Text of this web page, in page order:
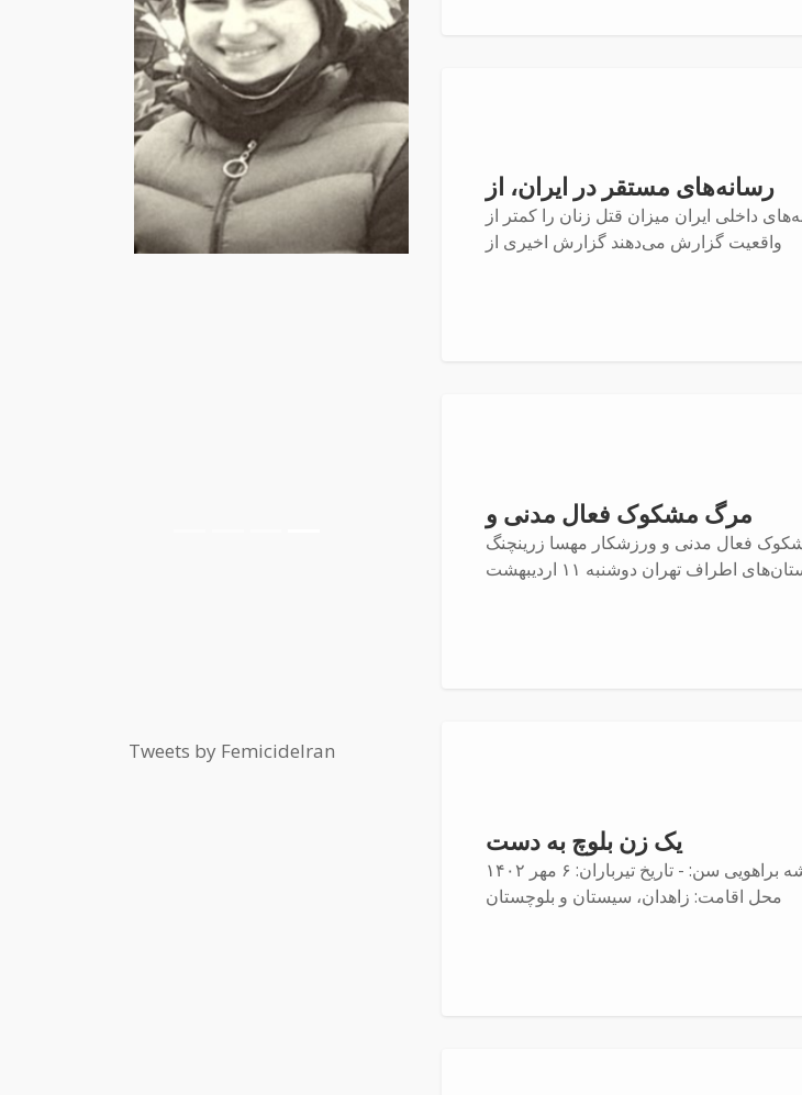
رسانه‌های مستقر در ایران، از
داخلی ایران میزان قتل زنان را کمتر از
واقعیت گزارش می‌دهند گزارش اخیری از
مرگ مشکوک فعال مدنی و
فعال مدنی و ورزشکار مهسا زرینچنگ
اطراف تهران دوشنبە ١١ اردیبهشت
یک زن بلوچ به دست
عایشه براهویی سن: - تاریخ تیرباران: ۶ مهر ۱۴۰۲
محل اقامت: زاهدان، سیستان و بلوچستان
Previous Next
Tweets by FemicideIran